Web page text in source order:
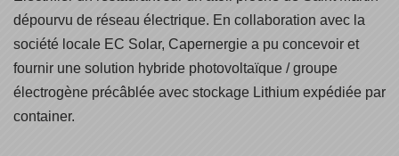
dépourvu de réseau électrique. En collaboration avec la
société locale EC Solar, Capernergie a pu concevoir et
fournir une solution hybride photovoltaïque / groupe
électrogène précâblée avec stockage Lithium expédiée par
container.